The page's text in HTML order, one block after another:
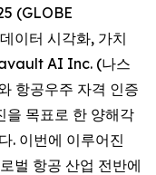
(GLOBE
이터 시각화, 가치
AI Inc. (나스
항공우주 자격 인증
을 목표로 한 양해각
. 이번에 이루어진
벌 항공 산업 전반에